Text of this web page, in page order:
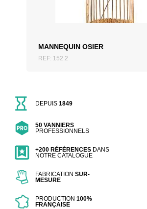
MANNEQUIN OSIER
REF: 152.2
DEPUIS1849
50 VANNIERS
PROFESSIONNELS
+200 RÉFÉRENCES DANS
NOTRE CATALOGUE
FABRICATIONSUR-
MESURE
PRODUCTION100%
FRANÇAISE